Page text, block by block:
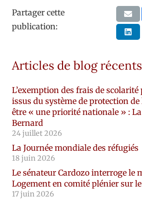
Partager cette
publication:
Articles de blog récents
L’exemption des frais de scolarité
issus du système de protection de
être « une priorité nationale » :
Bernard
24 juillet 2026
La Journée mondiale des réfugiés
18 juin 2026
Le sénateur Cardozo interroge le
Logement en comité plénier sur
17 juin 2026